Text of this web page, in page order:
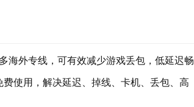
海外专线，可有效减少游戏丢包，低延迟畅
使用，解决延迟、掉线、卡机、丢包、高